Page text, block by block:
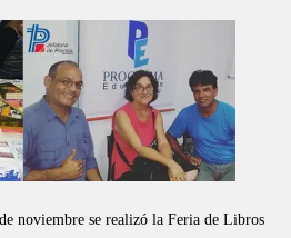
noviembre se realizó la Feria de Libros